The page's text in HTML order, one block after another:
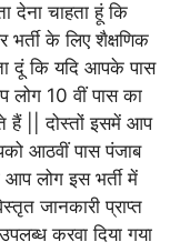
देना चाहता हूं कि
भर्ती के लिए शैक्षणिक
दूं कि यदि आपके पास
लोग 10 वीं पास का
हैं || दोस्तों इसमें आप
आठवीं पास पंजाब
आप लोग इस भर्ती में
जानकारी प्राप्त
करवा दिया गया